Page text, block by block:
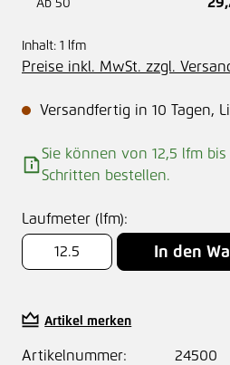
Ab 50
Inhalt: 1 lfm
Preise inkl. MwSt. zzgl.
Versandfertig in 10 Tagen,
Sie können von 12,5 lfm
Schritten bestellen.
Laufmeter (lfm):
In den
Artikel merken
Artikelnummer:
24500